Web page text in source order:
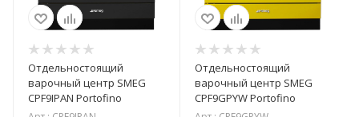
Отдельностоящий
варочный центр SMEG
CPF9IPAN Portofino
Отдельностоящий
варочный центр SMEG
CPF9GPYW Portofino